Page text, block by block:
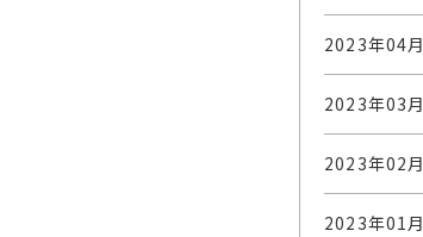
2023年04月
2023年03月
2023年02月
2023年01月